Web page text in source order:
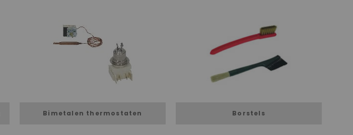
Bimetalen thermostaten Borstels